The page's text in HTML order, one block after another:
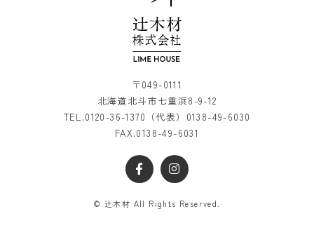
〒049-0111
北海道北斗市七重浜8-9-12
TEL.0120-36-1370 （代表） 0138-49-6030
FAX.0138-49-6031
© 辻木材 All Rights Reserved.